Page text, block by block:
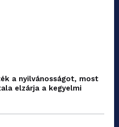
a nyilvánosságot, most
elzárja a kegyelmi